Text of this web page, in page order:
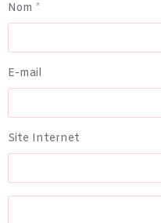
Nom
E-mail
Site Internet